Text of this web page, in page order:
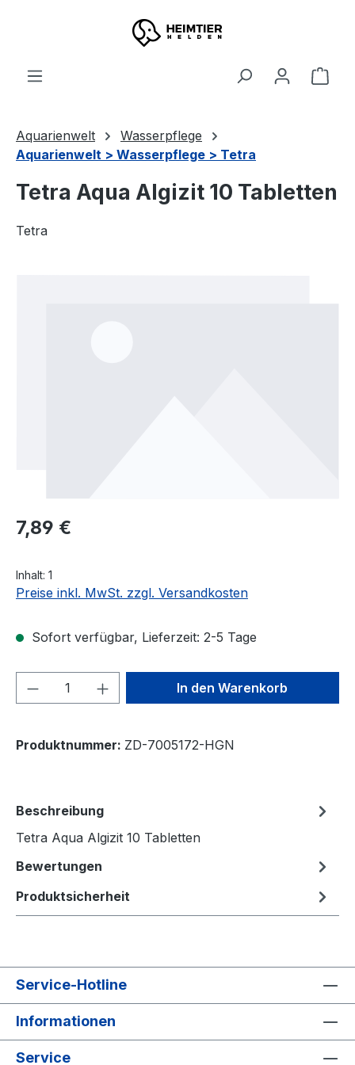
Zum Hauptinhalt springen
Aquarienwelt
Wasserpflege
Aquarienwelt > Wasserpflege > Tetra
Tetra Aqua Algizit 10 Tabletten
Tetra
Regulärer Preis:
7,89 €
Inhalt: 1
Preise inkl. MwSt. zzgl. Versandkosten
Sofort verfügbar, Lieferzeit: 2-5 Tage
Produkt Anzahl: Gib denIn den Warenkorb
Produktnummer: ZD-7005172-HGN
Beschreibung
Tetra Aqua Algizit 10 Tabletten
Bewertungen
Produktsicherheit
Service-Hotline
Informationen
Service